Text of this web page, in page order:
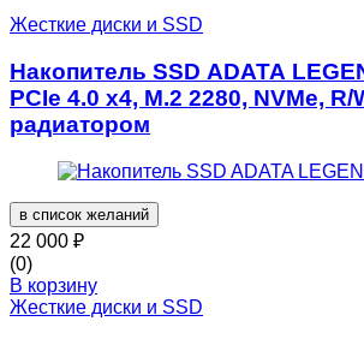
Жесткие диски и SSD
Накопитель SSD ADATA
PCIe 4.0 x4, M.2 2280, NVMe, R/
радиатором
в список желаний
22 000 ₽
(0)
В корзину
Жесткие диски и SSD